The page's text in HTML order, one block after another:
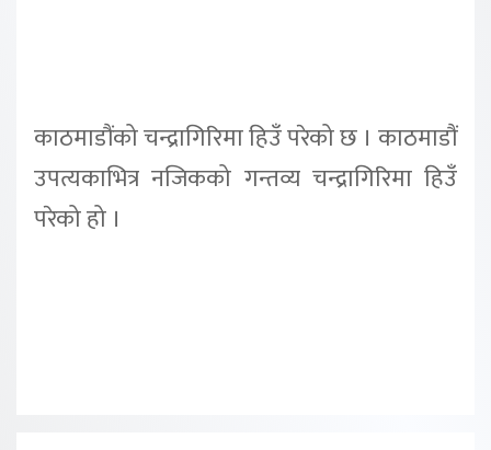
काठमाडौंको चन्द्रागिरिमा हिउँ परेको छ । काठमाडौं
उपत्यकाभित्र नजिकको गन्तव्य चन्द्रागिरिमा हिउँ
परेको हो ।